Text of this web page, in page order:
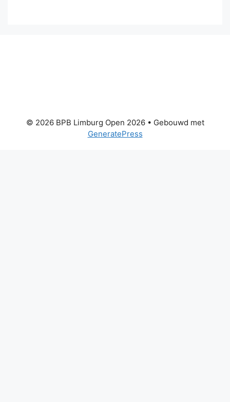
© 2026 BPB Limburg Open 2026• Gebouwd met
GeneratePress